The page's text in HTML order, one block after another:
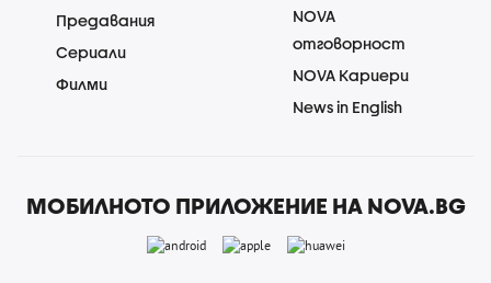
Предавания
Сериали
Филми
NOVA
отговорност
NOVA Кариери
News in English
МОБИЛНОТО ПРИЛОЖЕНИЕ НА NOVA.BG